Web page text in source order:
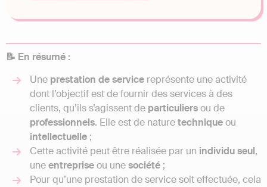
📝 En résumé :
Une prestation de service représente une activité
dont l’objectif est de fournir des services à des
clients, qu’ils s’agissent de particuliersou de
professionnels. Elle est de naturetechniqueou
intellectuelle ;
Cette activité peut être réalisée par un individu seul,
uneentrepriseou unesociété ;
Pour qu’une prestation de service soit effectuée, cela